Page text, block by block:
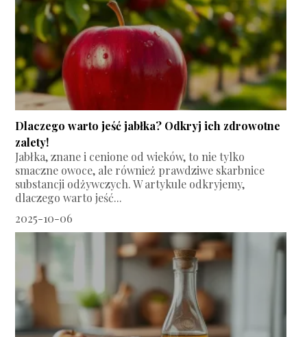
Dlaczego warto jeść jabłka? Odkryj ich zdrowotne
zalety!
Jabłka, znane i cenione od wieków, to nie tylko
smaczne owoce, ale również prawdziwe skarbnice
substancji odżywczych. W artykule odkryjemy,
dlaczego warto jeść...
2025-10-06